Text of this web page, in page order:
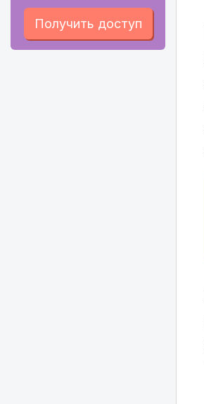
Получить доступ